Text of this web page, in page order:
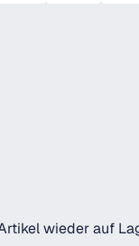
wieder auf